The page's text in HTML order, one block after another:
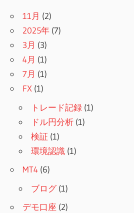
11月 (2)
2025年 (7)
3月 (3)
4月 (1)
7月 (1)
FX (1)
トレード記録 (1)
ドル円分析 (1)
検証 (1)
環境認識 (1)
MT4 (6)
ブログ(1)
デモ口座 (2)